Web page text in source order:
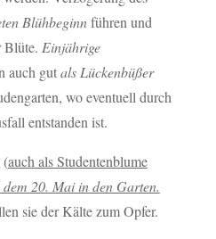
Blühbeginnführen und
Blüte. Einjährige
auch gutals Lückenbüßer
wo eventuell durch
entstanden ist.
(auch als Studentenblume
dem 20. Mai in den Garten.
sie der Kälte zum Opfer.